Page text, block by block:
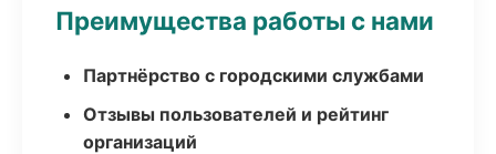
Преимущества работы с нами
Партнёрство с городскими службами
Отзывы пользователей и рейтинг
организаций